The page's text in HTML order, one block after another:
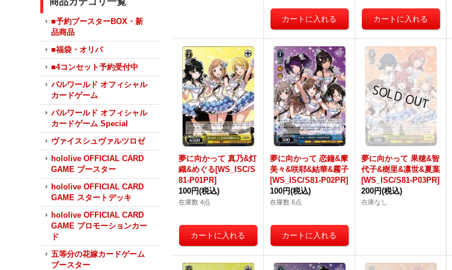
■予約ブースターBOX・新
品商品
■福袋・オリパ
■4コンセット予約受付中
パルワールド オフィシャル
カードゲーム
パルワールド オフィシャル
カードゲーム Special
ヴァイスシュヴァルツロゼ
hololive OFFICIAL CARD
GAME ブースター
hololive OFFICIAL CARD
GAME スタートデッキ
hololive OFFICIAL CARD
GAME プロモーションカー
ド
五等分の花嫁カードゲーム
ブースター
夢に向かって 真乃&灯
織&めぐる[WS_ISC/S
81-P01PR]
100円(税込)
在庫数 4点
夢に向かって 恋鐘&摩
美々&咲耶&結華&霧子
[WS_ISC/S81-P02PR]
100円(税込)
在庫数 6点
夢に向かって 果穂&智
代子&樹里&凛世&夏葉
[WS_ISC/S81-P03PR]
200円(税込)
在庫なし